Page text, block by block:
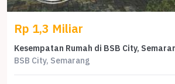
Rp 1,3 Miliar
BSB City, Semarang